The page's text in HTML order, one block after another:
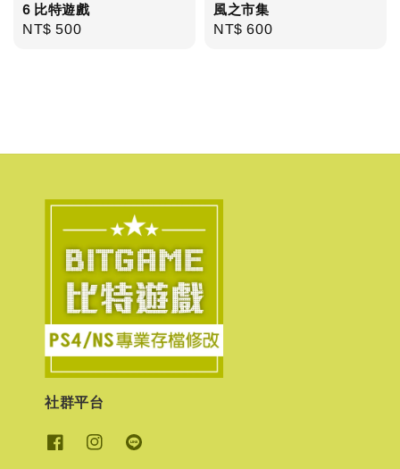
6 比特遊戲
Regular
NT$ 500
風之市集
Regular
NT$ 600
社群平台